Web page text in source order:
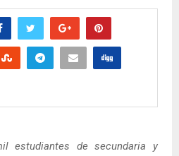
estudiantes de secundaria y